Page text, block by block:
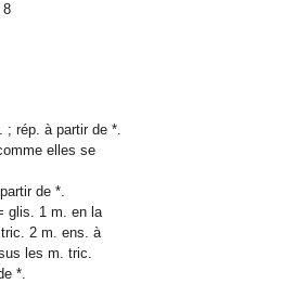
8
; rép. à partir de *.
elles se
de *.
glis. 1 m. en la
2 m. ens. à
les m. tric.
*.